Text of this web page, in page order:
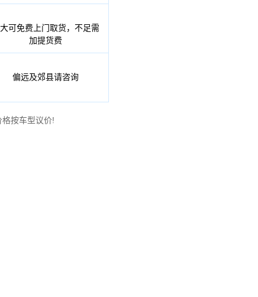
可免费上门取货，不足需
加提货费
偏远及郊县请咨询
按车型议价!